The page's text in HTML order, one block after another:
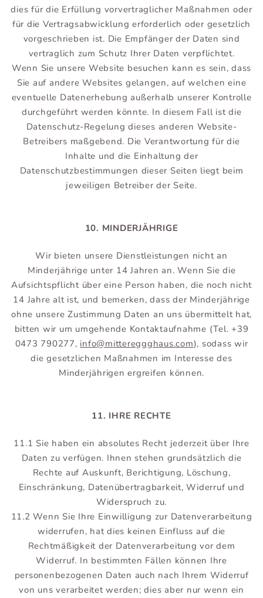
dies für die Erfüllung vorvertraglicher Maßnahmen oder
für die Vertragsabwicklung erforderlich oder gesetzlich
vorgeschrieben ist. Die Empfänger der Daten sind
vertraglich zum Schutz Ihrer Daten verpflichtet.
Wenn Sie unsere Website besuchen kann es sein, dass
Sie auf andere Websites gelangen, auf welchen eine
eventuelle Datenerhebung außerhalb unserer Kontrolle
durchgeführt werden könnte. In diesem Fall ist die
Datenschutz-Regelung dieses anderen Website-
Betreibers maßgebend. Die Verantwortung für die
Inhalte und die Einhaltung der
Datenschutzbestimmungen dieser Seiten liegt beim
jeweiligen Betreiber der Seite.
10. MINDERJÄHRIGE
Wir bieten unsere Dienstleistungen nicht an
Minderjährige unter 14 Jahren an. Wenn Sie die
Aufsichtspflicht über eine Person haben, die noch nicht
14 Jahre alt ist, und bemerken, dass der Minderjährige
ohne unsere Zustimmung Daten an uns übermittelt hat,
bitten wir um umgehende Kontaktaufnahme (Tel. +39
0473 790277, info@mittereggghaus.com), sodass wir
die gesetzlichen Maßnahmen im Interesse des
Minderjährigen ergreifen können.
11. IHRE RECHTE
11.1 Sie haben ein absolutes Recht jederzeit über Ihre
Daten zu verfügen. Ihnen stehen grundsätzlich die
Rechte auf Auskunft, Berichtigung, Löschung,
Einschränkung, Datenübertragbarkeit, Widerruf und
Widerspruch zu.
11.2 Wenn Sie Ihre Einwilligung zur Datenverarbeitung
widerrufen, hat dies keinen Einfluss auf die
Rechtmäßigkeit der Datenverarbeitung vor dem
Widerruf. In bestimmten Fällen können Ihre
personenbezogenen Daten auch nach Ihrem Widerruf
von uns verarbeitet werden; dies aber nur wenn ein